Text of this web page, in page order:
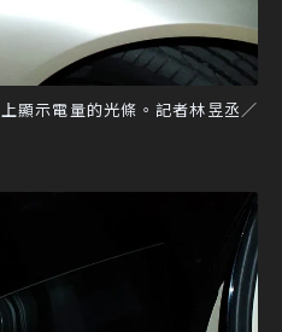
顯示電量的光條。記者林昱丞／